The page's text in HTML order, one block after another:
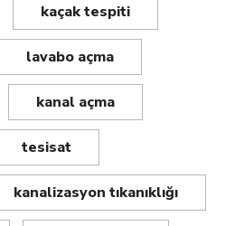
kaçak tespiti
lavabo açma
kanal açma
tesisat
kanalizasyon tıkanıklığı